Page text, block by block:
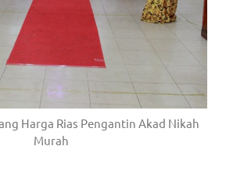
Harga Rias Pengantin Akad Nikah
Murah